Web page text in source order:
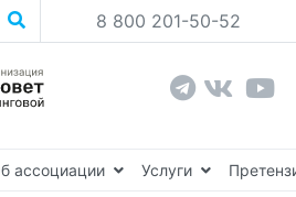
8 800 201-50-52
ассоциации Услуги